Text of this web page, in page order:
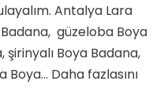
Antalya Lara
güzeloba Boya
şirinyalı Boya Badana,
Boya… Daha fazlasını